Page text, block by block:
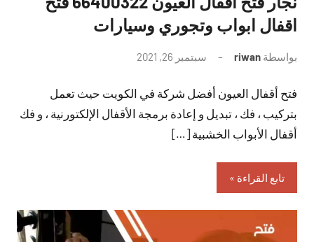
اقفال ابواب وتجوري وسيارات
بواسطة riwan سبتمبر 26, 2021
تعليقات
فتح أقفال العيون أفضل شركة في الكويت حيث تعمل
بتركيب ، فك ، تبديل و إعادة برمجة الأقفال الإلكتورنية ، و فك
أقفال الأبواب الخشبية […]
تابع القراءة